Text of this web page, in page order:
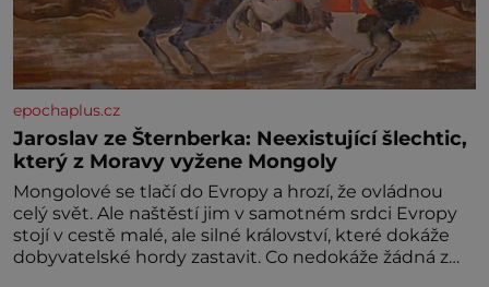
epochaplus.cz
Jaroslav ze Šternberka: Neexistující šlechtic,
který z Moravy vyžene Mongoly
Mongolové se tlačí do Evropy a hrozí, že ovládnou
celý svět. Ale naštěstí jim v samotném srdci Evropy
stojí v cestě malé, ale silné království, které dokáže
dobyvatelské hordy zastavit. Co nedokáže žádná z